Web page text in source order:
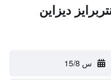
ديزاين
س 15/8